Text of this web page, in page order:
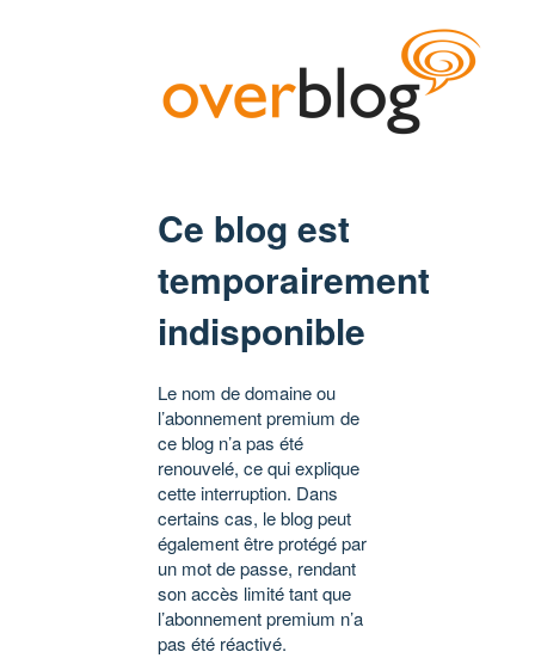
Ce blog est
temporairement
indisponible
Le nom de domaine ou
l’abonnement premium de
ce blog n’a pas été
renouvelé, ce qui explique
cette interruption. Dans
certains cas, le blog peut
également être protégé par
un mot de passe, rendant
son accès limité tant que
l’abonnement premium n’a
pas été réactivé.